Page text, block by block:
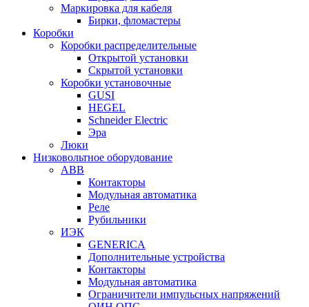
Маркировка для кабеля
Бирки, фломастеры
Коробки
Коробки распределительные
Открытой установки
Скрытой установки
Коробки установочные
GUSI
HEGEL
Schneider Electric
Эра
Люки
Низковольтное оборудование
ABB
Контакторы
Модульная автоматика
Реле
Рубильники
ИЭК
GENERICA
Дополнительные устройства
Контакторы
Модульная автоматика
Ограничители импульсных напряжений